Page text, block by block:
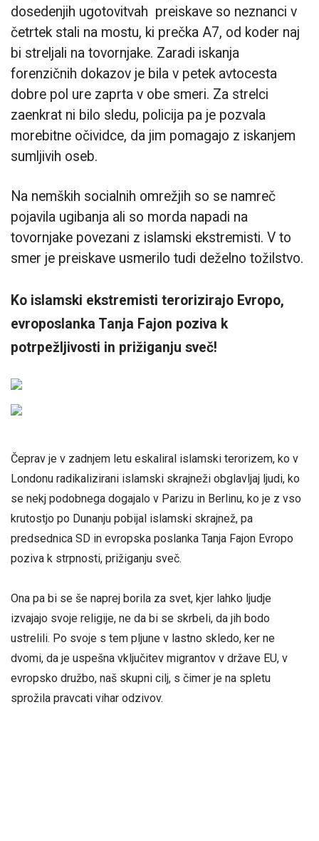
dosedenjih ugotovitvah preiskave so neznanci v
četrtek stali na mostu, ki prečka A7, od koder naj
bi streljali na tovornjake. Zaradi iskanja
forenzičnih dokazov je bila v petek avtocesta
dobre pol ure zaprta v obe smeri. Za strelci
zaenkrat ni bilo sledu, policija pa je pozvala
morebitne očividce, da jim pomagajo z iskanjem
sumljivih oseb.
Na nemških socialnih omrežjih so se namreč
pojavila ugibanja ali so morda napadi na
tovornjake povezani z islamski ekstremisti. V to
smer je preiskave usmerilo tudi deželno tožilstvo.
Ko islamski ekstremisti terorizirajo Evropo,
evroposlanka Tanja Fajon poziva k
potrpežljivosti in prižiganju sveč!
Čeprav je v zadnjem letu eskaliral islamski terorizem, ko v
Londonu radikalizirani islamski skrajneži obglavljaj ljudi, ko
se nekj podobnega dogajalo v Parizu in Berlinu, ko je z vso
krutostjo po Dunanju pobijal islamski skrajnež, pa
predsednica SD in evropska poslanka Tanja Fajon Evropo
poziva k strpnosti, prižiganju sveč.
Ona pa bi se še naprej borila za svet, kjer lahko ljudje
izvajajo svoje religije, ne da bi se skrbeli, da jih bodo
ustrelili. Po svoje s tem pljune v lastno skledo, ker ne
dvomi, da je uspešna vključitev migrantov v države EU, v
evropsko družbo, naš skupni cilj, s čimer je na spletu
sprožila pravcati vihar odzivov.